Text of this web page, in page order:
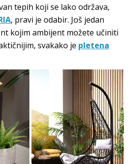
tepih koji se lako održava,
, pravi je odabir. Još jedan
kojim ambijent možete učiniti
svakako je pletena